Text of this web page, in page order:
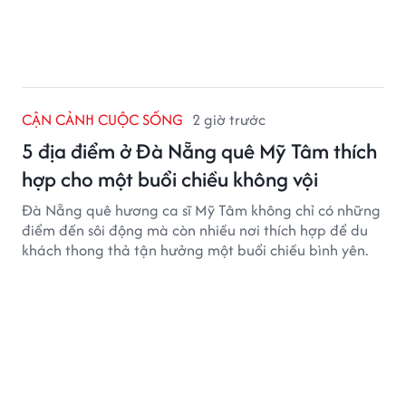
CẬN CẢNH CUỘC SỐNG 2 giờ trước
5 địa điểm ở Đà Nẵng quê Mỹ Tâm thích
hợp cho một buổi chiều không vội
Đà Nẵng quê hương ca sĩ Mỹ Tâm không chỉ có những
điểm đến sôi động mà còn nhiều nơi thích hợp để du
khách thong thả tận hưởng một buổi chiều bình yên.